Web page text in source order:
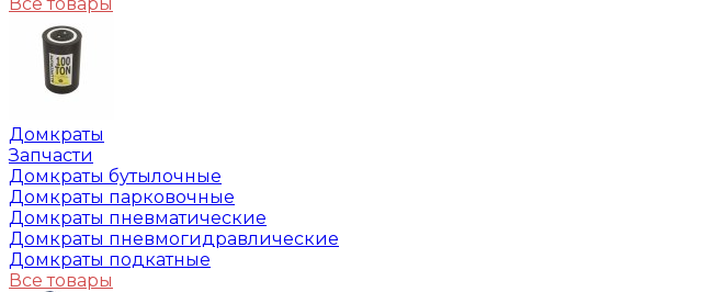
Домкраты
Запчасти
Домкраты бутылочные
Домкраты парковочные
Домкраты пневматические
Домкраты пневмогидравлические
Домкраты подкатные
Все товары